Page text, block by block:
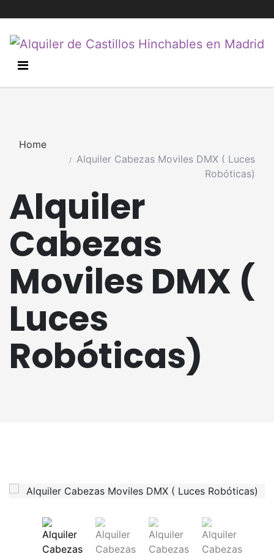
Alquiler
Cabezas
Moviles DMX (
Luces
Robóticas)
Home
Alquiler Cabezas Moviles DMX ( Luces
Robóticas)